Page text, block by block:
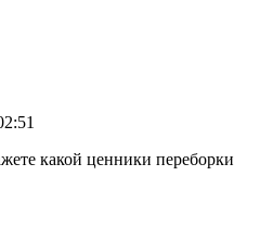
какой ценники переборки